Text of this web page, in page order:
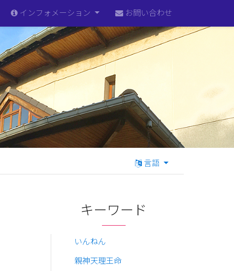
インフォメーション お問い合わせ
言語
キーワード
いんねん
親神天理王命